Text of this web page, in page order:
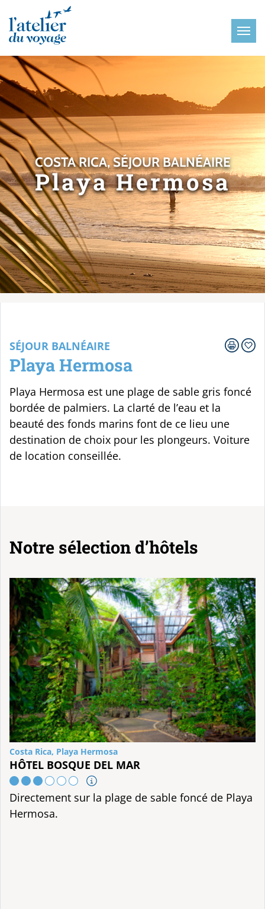
COSTA RICA, SÉJOUR BALNÉAIRE
Playa Hermosa
SÉJOUR BALNÉAIRE
Playa Hermosa
Playa Hermosa est une plage de sable gris foncé
bordée de palmiers. La clarté de l’eau et la
beauté des fonds marins font de ce lieu une
destination de choix pour les plongeurs. Voiture
de location conseillée.
Notre sélection d’hôtels
Costa Rica, Playa Hermosa
HÔTEL BOSQUE DEL MAR
Directement sur la plage de sable foncé de Playa
Hermosa.
Panneau de gestion des cookies